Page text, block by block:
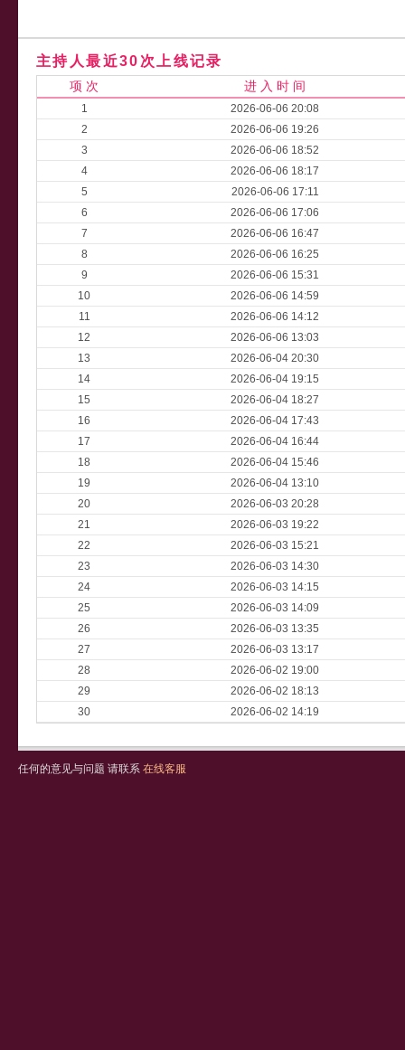
主持人最近30次上线记录
项 次 进 入 时 间
1
2026-06-06 20:08
2
2026-06-06 19:26
3
2026-06-06 18:52
4
2026-06-06 18:17
5
2026-06-06 17:11
6
2026-06-06 17:06
7
2026-06-06 16:47
8
2026-06-06 16:25
9
2026-06-06 15:31
10
2026-06-06 14:59
11
2026-06-06 14:12
12
2026-06-06 13:03
13
2026-06-04 20:30
14
2026-06-04 19:15
15
2026-06-04 18:27
16
2026-06-04 17:43
17
2026-06-04 16:44
18
2026-06-04 15:46
19
2026-06-04 13:10
20
2026-06-03 20:28
21
2026-06-03 19:22
22
2026-06-03 15:21
23
2026-06-03 14:30
24
2026-06-03 14:15
25
2026-06-03 14:09
26
2026-06-03 13:35
27
2026-06-03 13:17
28
2026-06-02 19:00
29
2026-06-02 18:13
30
2026-06-02 14:19
任何的意见与问题 请联系 在线客服